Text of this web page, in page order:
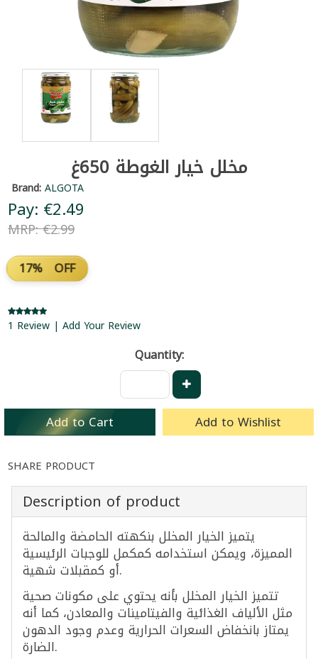
مخلل خيار الغوطة 650غ
Brand:ALGOTA
Pay: €2.49
MRP: €2.99
17% OFF
1 Review | Add Your Review
Quantity:
Add to Cart Add to Wishlist
SHARE PRODUCT
Description of product
يتميز الخيار المخلل بنكهته الحامضة والمالحة
المميزة، ويمكن استخدامه كمكمل للوجبات الرئيسية
أو كمقبلات شهية.
تتميز الخيار المخلل بأنه يحتوي على مكونات صحية
مثل الألياف الغذائية والفيتامينات والمعادن، كما أنه
يمتاز بانخفاض السعرات الحرارية وعدم وجود الدهون
الضارة.